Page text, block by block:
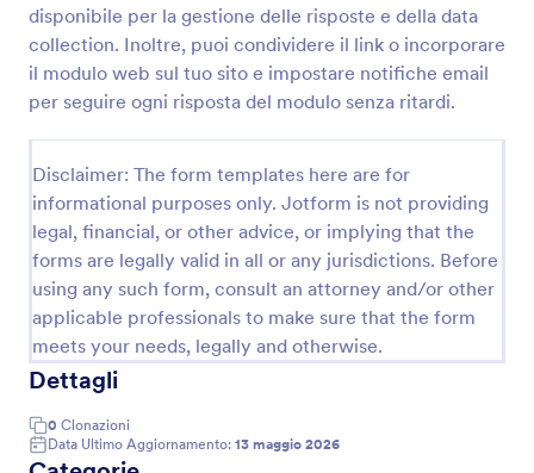
disponibile per la gestione delle risposte e della data
collection. Inoltre, puoi condividere il link o incorporare
il modulo web sul tuo sito e impostare notifiche email
per seguire ogni risposta del modulo senza ritardi.
Disclaimer: The form templates here are for
informational purposes only. Jotform is not providing
legal, financial, or other advice, or implying that the
forms are legally valid in all or any jurisdictions. Before
using any such form, consult an attorney and/or other
applicable professionals to make sure that the form
meets your needs, legally and otherwise.
Dettagli
0 Clonazioni
Data Ultimo Aggiornamento: 13 maggio 2026
Gestisci segnalazioni e interventi tecnici con il
Modulo Rapporto di Manutenzione di Jotform,
ideale per aziende e strutture che vogliono
organizzare richieste, priorità e avanzamento lavori
in un unico flusso digitale.
Go to Category:
Moduli per Manutenzioni
Usa Template
Anteprima